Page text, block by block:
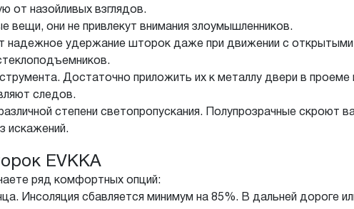
от назойливых взглядов.
вещи, они не привлекут внимания злоумышленников.
надежное удержание шторок даже при движении с
Достаточно приложить их к металлу двери в
следов.
степени светопропускания. Полупрозрачные скроют
искажений.
EVKKA
ряд комфортных опций:
Инсоляция сбавляется минимум на 85%. В дальней дороге